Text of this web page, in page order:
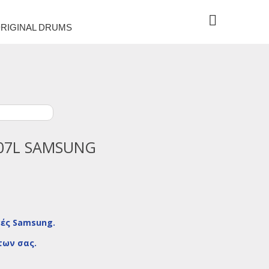
DRUMS
SAMSUNG
Samsung.
σας.